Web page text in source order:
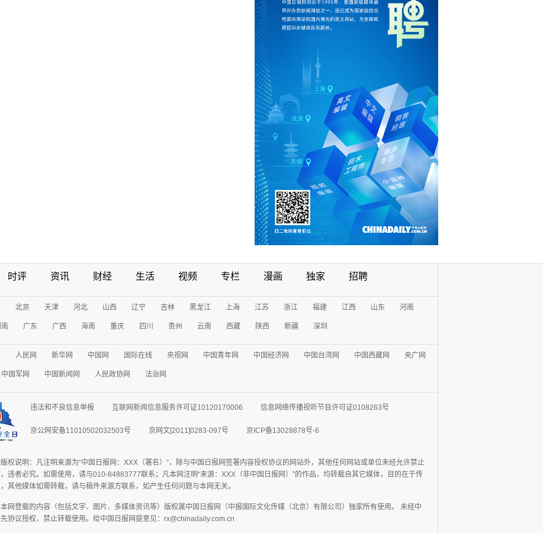
时评 资讯 财经 生活 视频 专栏 漫画 独家 招聘
北京 天津 河北 山西 辽宁 吉林 黑龙江 上海 江苏 浙江 福建 江西 山东 河南
广东 广西 海南 重庆 四川 贵州 云南 西藏 陕西 新疆 深圳
人民网 新华网 中国网 国际在线 央视网 中国青年网 中国经济网 中国台湾网 中国西藏网 央广网
中国军网 中国新闻网 人民政协网 法治网
违法和不良信息举报 互联网新闻信息服务许可证10120170006 信息网络传播视听节目许可证0108263号
京公网安备11010502032503号 京网文[2011]0283-097号 京ICP备13028878号-6
权说明：凡注明来源为“中国日报网：XXX（署名）”，除与中国日报网签署内容授权协议的网站外，其他任何网站或单位未经允许禁止
违者必究。如需使用，请与010-84883777联系；凡本网注明“来源：XXX（非中国日报网）”的作品，均转载自其它媒体，目的在于传
其他媒体如需转载，请与稿件来源方联系，如产生任何问题与本网无关。
网登载的内容（包括文字、图片、多媒体资讯等）版权属中国日报网（中报国际文化传媒（北京）有限公司）独家所有使用。 未经中
协议授权，禁止转载使用。给中国日报网提意见：rx@chinadaily.com.cn